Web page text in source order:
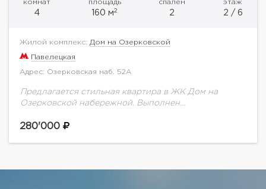
комнат
4
площадь
160 м2
спален
2
этаж
2 / 6
Жилой комплекс: Дом на Озерковской
Павелецкая
Адрес: Озерковская наб. 52А
Предлагается стильная квартира в ЖК Дом на
Озерковской набережной. Выполнен
дорогостоящий материалов. Установлена вся
280'000